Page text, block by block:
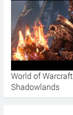
World of
Shadowlands